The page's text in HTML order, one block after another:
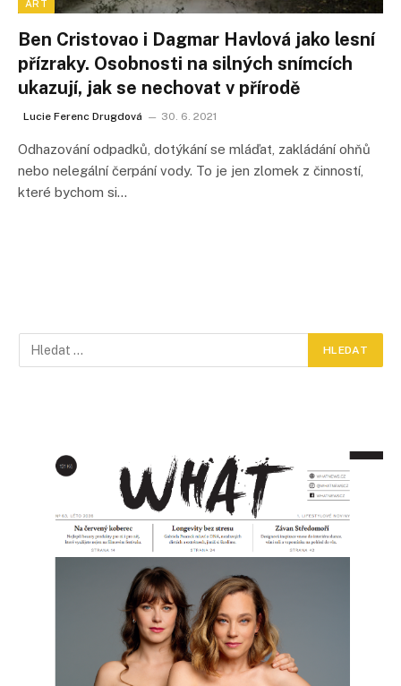
ART
Ben Cristovao i Dagmar Havlová jako lesní
přízraky. Osobnosti na silných snímcích
ukazují, jak se nechovat v přírodě
Lucie Ferenc Drugdová 30. 6. 2021
Odhazování odpadků, dotýkání se mláďat, zakládání ohňů
nebo nelegální čerpání vody. To je jen zlomek z činností,
které bychom si…